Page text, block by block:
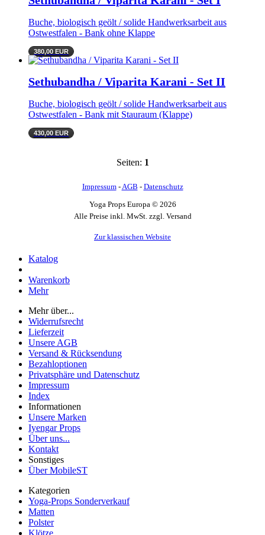
Buche, biologisch geölt / solide Handwerksarbeit aus
Ostwestfalen - Bank ohne Klappe
380,00 EUR
Sethubandha / Viparita Karani - Set II
Buche, biologisch geölt / solide Handwerksarbeit aus
Ostwestfalen - Bank mit Stauraum (Klappe)
430,00 EUR
Seiten: 1
Impressum- AGB - Datenschutz
Yoga Props Europa © 2026
Alle Preise inkl. MwSt. zzgl. Versand
Zur klassischen Website
Katalog
Warenkorb
Mehr
Mehr über...
Widerrufsrecht
Lieferzeit
Unsere AGB
Versand & Rücksendung
Bezahloptionen
Privatsphäre und Datenschutz
Impressum
Index
Informationen
Unsere Marken
Iyengar Props
Über uns...
Kontakt
Sonstiges
Über MobileST
Kategorien
Yoga-Props Sonderverkauf
Matten
Polster
Klötze